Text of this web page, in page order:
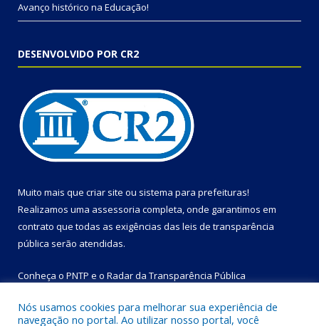
Avanço histórico na Educação!
DESENVOLVIDO POR CR2
Muito mais que criar site ou sistema para prefeituras!
Realizamos uma assessoria completa, onde garantimos em
contrato que todas as exigências das leis de transparência
pública serão atendidas.
Conheça o PNTP e o Radar da Transparência Pública
Nós usamos cookies para melhorar sua experiência de
navegação no portal. Ao utilizar nosso portal, você